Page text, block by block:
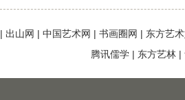
| 出山网 | 中国艺术网 | 书画圈网 | 东方艺
腾讯儒学 | 东方艺林 |